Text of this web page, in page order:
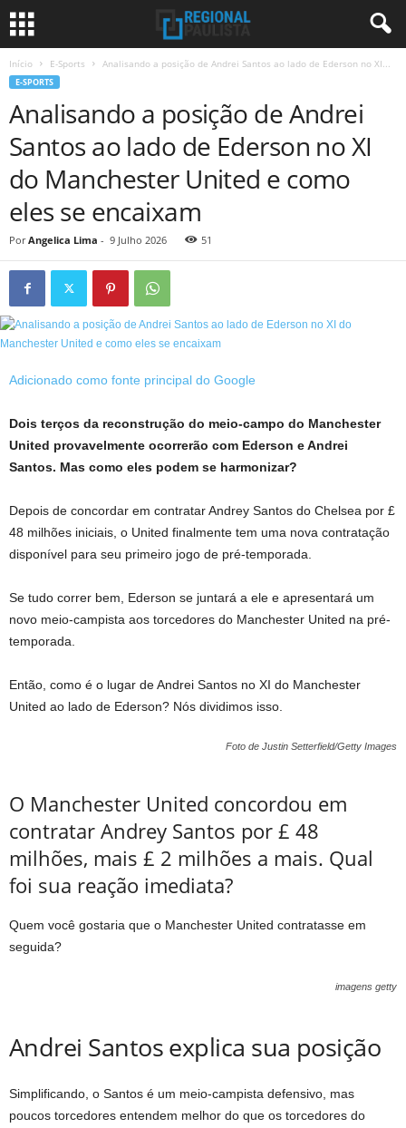
Início E-Sports Analisando a posição de Andrei Santos ao lado de Ederson no XI...
E-SPORTS
Analisando a posição de Andrei
Santos ao lado de Ederson no XI
do Manchester United e como
eles se encaixam
Por Angelica Lima - 9 Julho 2026 51
Adicionado como fonte principal do Google
Dois terços da reconstrução do meio-campo do Manchester
United provavelmente ocorrerão com Ederson e Andrei
Santos. Mas como eles podem se harmonizar?
Depois de concordar em contratar Andrey Santos do Chelsea por £
48 milhões iniciais, o United finalmente tem uma nova contratação
disponível para seu primeiro jogo de pré-temporada.
Se tudo correr bem, Ederson se juntará a ele e apresentará um
novo meio-campista aos torcedores do Manchester United na pré-
temporada.
Então, como é o lugar de Andrei Santos no XI do Manchester
United ao lado de Ederson? Nós dividimos isso.
Foto de Justin Setterfield/Getty Images
O Manchester United concordou em
contratar Andrey Santos por £ 48
milhões, mais £ 2 milhões a mais. Qual
foi sua reação imediata?
Quem você gostaria que o Manchester United contratasse em
seguida?
imagens getty
Andrei Santos explica sua posição
Simplificando, o Santos é um meio-campista defensivo, mas
poucos torcedores entendem melhor do que os torcedores do